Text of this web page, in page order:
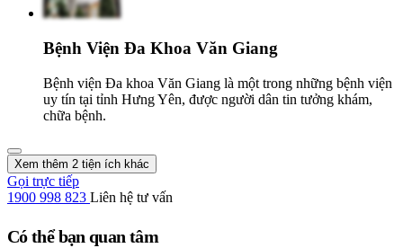
Bệnh Viện Đa Khoa Văn Giang
Bệnh viện Đa khoa Văn Giang là một trong những bệnh viện
uy tín tại tỉnh Hưng Yên, được người dân tin tưởng khám,
chữa bệnh.
Xem thêm 2 tiện ích khác
Gọi trực tiếp
1900 998 823 Liên hệ tư vấn
Có thể bạn quan tâm